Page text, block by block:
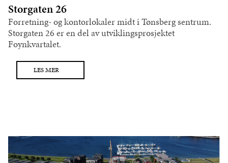
Storgaten 26
Forretning- og kontorlokaler midt i Tønsberg sentrum.
Storgaten 26 er en del av utviklingsprosjektet
Foynkvartalet.
LES MER